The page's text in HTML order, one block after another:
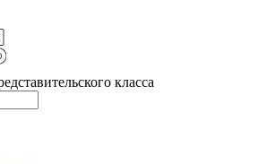
класса